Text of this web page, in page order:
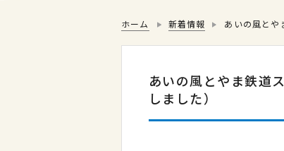
ホーム 新着情報 あいの風とや
あいの風とやま鉄道
しました）